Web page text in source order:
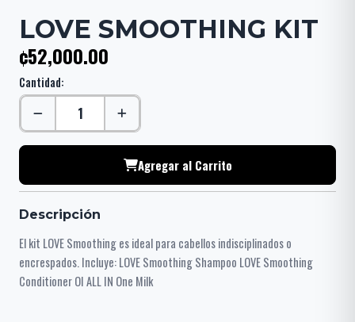
LOVE SMOOTHING KIT
¢52,000.00
Cantidad:
Agregar al Carrito
Descripción
El kit LOVE Smoothing es ideal para cabellos indisciplinados o
encrespados. Incluye: LOVE Smoothing Shampoo LOVE Smoothing
Conditioner OI ALL IN One Milk